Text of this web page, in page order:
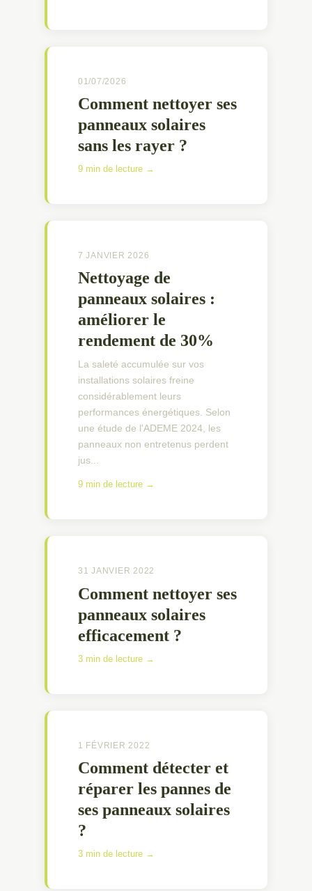
01/07/2026
Comment nettoyer ses
panneaux solaires
sans les rayer ?
9 min de lecture →
7 JANVIER 2026
Nettoyage de
panneaux solaires :
améliorer le
rendement de 30%
La saleté accumulée sur vos
installations solaires freine
considérablement leurs
performances énergétiques. Selon
une étude de l'ADEME 2024, les
panneaux non entretenus perdent
jus...
9 min de lecture →
31 JANVIER 2022
Comment nettoyer ses
panneaux solaires
efficacement ?
3 min de lecture →
1 FÉVRIER 2022
Comment détecter et
réparer les pannes de
ses panneaux solaires
?
3 min de lecture →